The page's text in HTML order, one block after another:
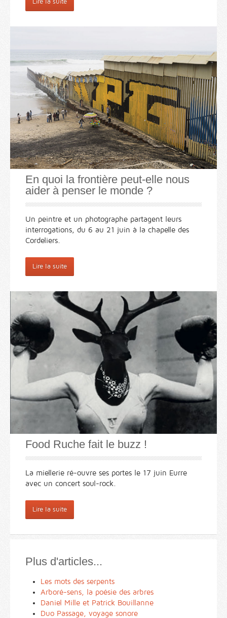
En quoi la frontière peut-elle nous
aider à penser le monde ?
Un peintre et un photographe partagent leurs
interrogations, du 6 au 21 juin à la chapelle des
Cordeliers.
Lire la suite
Food Ruche fait le buzz !
La miellerie ré-ouvre ses portes le 17 juin Eurre
avec un concert soul-rock.
Lire la suite
Plus d'articles...
Les mots des serpents
Arboré-sens, la poésie des arbres
Daniel Mille et Patrick Bouillanne
Duo Passage, voyage sonore